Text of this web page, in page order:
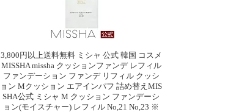
3,800円以上送料無料 ミシャ 公式 韓国 コスメ
MISSHA missha クッションファンデ レフィル
ファンデーション ファンデ リフィル クッシ
ョン Mクッション エアインパフ 詰め替えMIS
SHA公式 ミシャ M クッション ファンデーシ
ョン(モイスチャー) レフィル No,21 No,23 ※